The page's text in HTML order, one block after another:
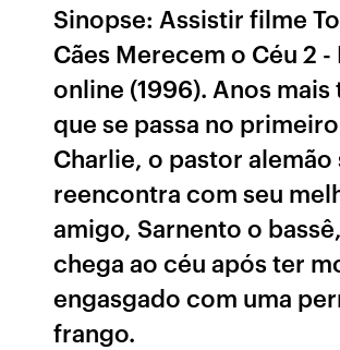
Sinopse: Assistir filme
Cães Merecem o Céu 2
online (1996). Anos
que se passa no
Charlie, o pastor alemão
reencontra com seu
amigo, Sarnento o
chega ao céu após ter
engasgado com uma
frango.